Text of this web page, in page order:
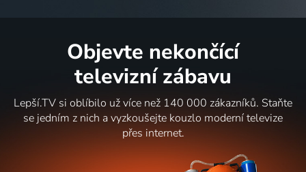
Objevte nekončící
televizní zábavu
Lepší.TV si oblíbilo už více než 140 000 zákazníků. Staňte
se jedním z nich a vyzkoušejte kouzlo moderní televize
přes internet.